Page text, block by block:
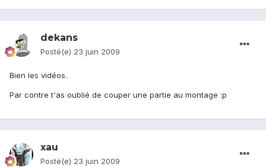
dekans
Posté(e) 23 juin 2009
Bien les vidéos.
Par contre t'as oublié de couper une partie au montage :p
xau
Posté(e) 23 juin 2009